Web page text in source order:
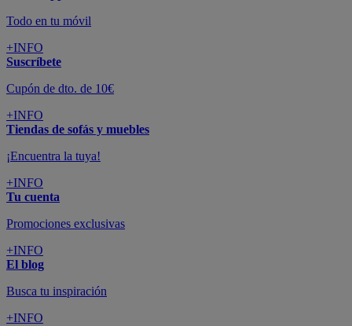
Todo en tu móvil
+INFO
Suscríbete
Cupón de dto. de 10€
+INFO
Tiendas de sofás y muebles
¡Encuentra la tuya!
+INFO
Tu cuenta
Promociones exclusivas
+INFO
El blog
Busca tu inspiración
+INFO